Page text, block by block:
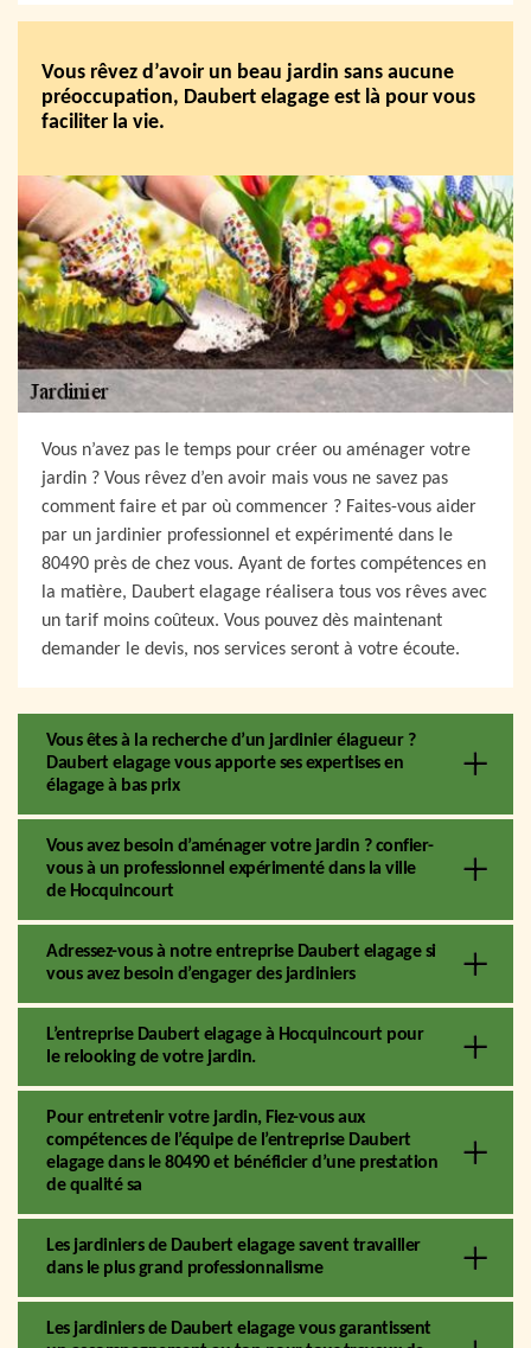
Vous rêvez d’avoir un beau jardin sans aucune
préoccupation, Daubert elagage est là pour vous
faciliter la vie.
Vous n’avez pas le temps pour créer ou aménager votre
jardin ? Vous rêvez d’en avoir mais vous ne savez pas
comment faire et par où commencer ? Faites-vous aider
par un jardinier professionnel et expérimenté dans le
80490 près de chez vous. Ayant de fortes compétences en
la matière, Daubert elagage réalisera tous vos rêves avec
un tarif moins coûteux. Vous pouvez dès maintenant
demander le devis, nos services seront à votre écoute.
Vous êtes à la recherche d’un jardinier élagueur ?
Daubert elagage vous apporte ses expertises en
élagage à bas prix
Vous avez besoin d’aménager votre jardin ? confier-
vous à un professionnel expérimenté dans la ville
de Hocquincourt
Adressez-vous à notre entreprise Daubert elagage si
vous avez besoin d’engager des jardiniers
L’entreprise Daubert elagage à Hocquincourt pour
le relooking de votre jardin.
Pour entretenir votre jardin, Fiez-vous aux
compétences de l’équipe de l’entreprise Daubert
elagage dans le 80490 et bénéficier d’une prestation
de qualité sa
Les jardiniers de Daubert elagage savent travailler
dans le plus grand professionnalisme
Les jardiniers de Daubert elagage vous garantissent